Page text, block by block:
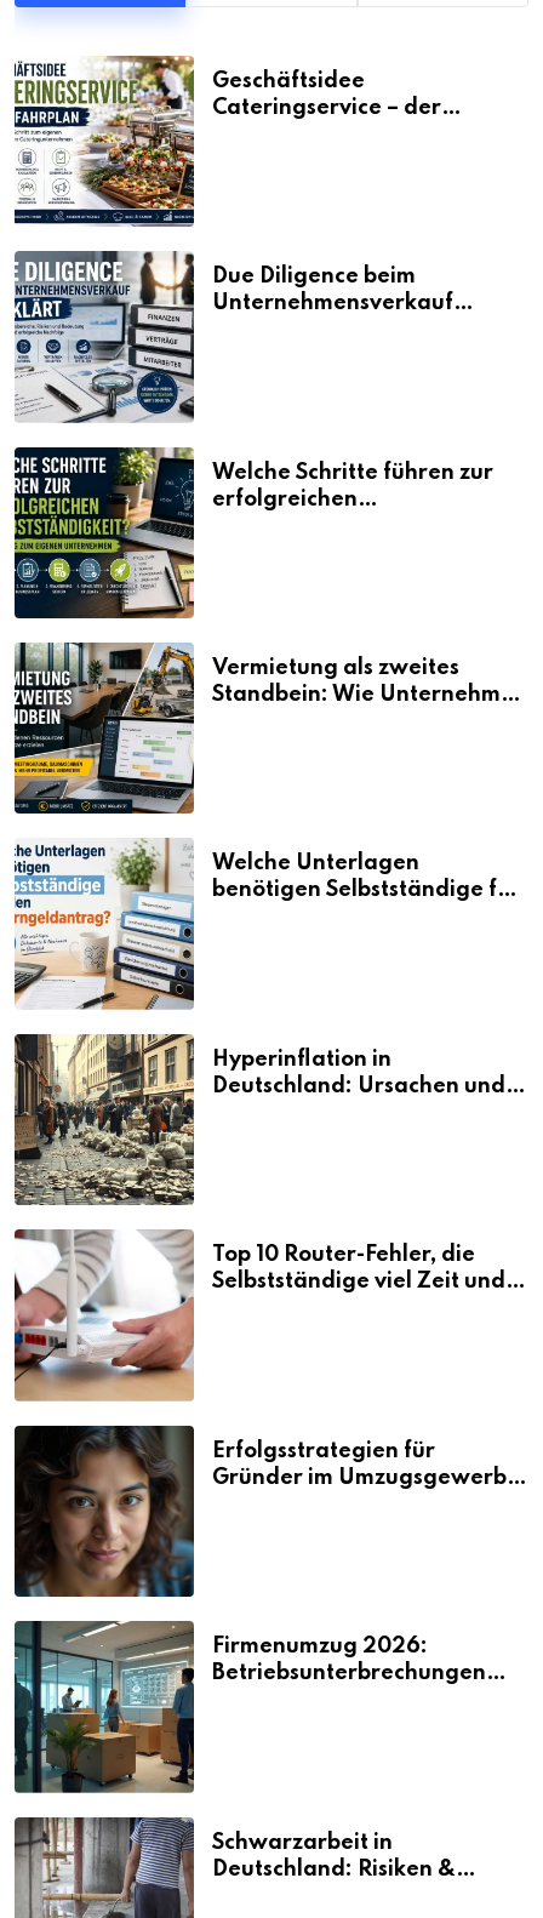
Geschäftsidee
Cateringservice – der
Due Diligence beim
Unternehmensverkauf
Welche Schritte führen zur
erfolgreichen
Vermietung als zweites
Standbein: Wie Unternehmen
Welche Unterlagen
benötigen Selbstständige für
Hyperinflation in
Deutschland: Ursachen und
Top 10 Router-Fehler, die
Selbstständige viel Zeit und
Erfolgsstrategien für
Gründer im Umzugsgewerbe
Firmenumzug 2026:
Betriebsunterbrechungen
Schwarzarbeit in
Deutschland: Risiken &